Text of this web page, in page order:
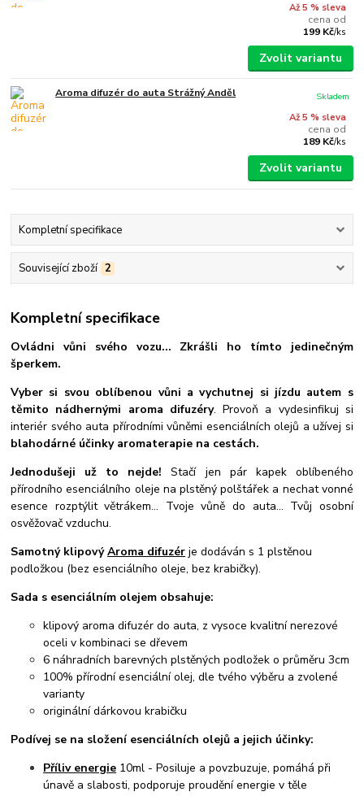
Až 5 % sleva
cena od
199 Kč/ks
Zvolit variantu
Aroma difuzér do auta Strážný Anděl
Až 5 % sleva
cena od
189 Kč/ks
Skladem
Zvolit variantu
Kompletní specifikace
Související zboží 2
Kompletní specifikace
Ovládni vůni svého vozu... Zkrášli ho tímto jedinečným
šperkem.
Vyber si svou oblíbenou vůni a vychutnej si jízdu autem s
těmito nádhernými aroma difuzéry. Provoň a vydesinfikuj si
interiér svého auta přírodními vůněmi esenciálních olejů a užívej si
blahodárné účinky aromaterapie na cestách.
Jednodušeji už to nejde!Stačí jen pár kapek oblíbeného
přírodního esenciálního oleje na plstěný polštářek a nechat vonné
esence rozptýlit větrákem... Tvoje vůně do auta... Tvůj osobní
osvěžovač vzduchu.
Samotný klipovýAroma difuzér je dodáván s 1 plstěnou
podložkou (bez esenciálního oleje, bez krabičky).
Sada s esenciálním olejem obsahuje:
klipový aroma difuzér do auta, z vysoce kvalitní nerezové
oceli v kombinaci se dřevem
6 náhradních barevných plstěných podložek o průměru 3cm
100% přírodní esenciální olej, dle tvého výběru a zvolené
varianty
originální dárkovou krabičku
Podívej se na složení esenciálních olejů a jejich účinky:
Příliv energie 10ml - Posiluje a povzbuzuje, pomáhá při
únavě a slabosti, podporuje proudění energie v těle